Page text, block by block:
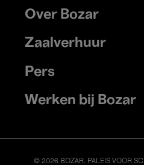
Footer
menu
Over Bozar
Zaalverhuur
Pers
Werken bij Bozar
© 2026 BOZAR. PALEIS VOOR